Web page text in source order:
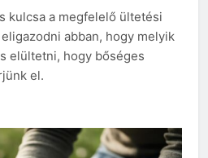
kulcsa a megfelelő ültetési
abban, hogy melyik
elültetni, hogy bőséges
el.